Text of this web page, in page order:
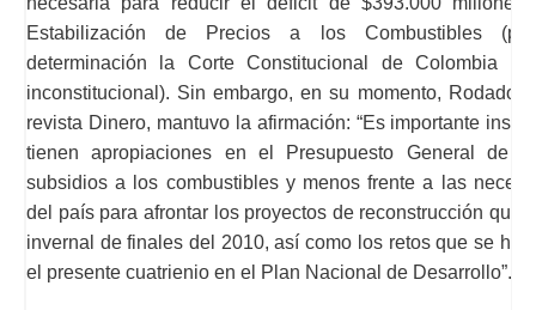
Estabilización de Precios a los Combustibles
determinación la Corte Constitucional de Colombia la
inconstitucional). Sin embargo, en su momento, Rodado
revista Dinero, mantuvo la afirmación: “Es importante
tienen apropiaciones en el Presupuesto General de
subsidios a los combustibles y menos frente a las
del país para afrontar los proyectos de reconstrucción que
invernal de finales del 2010, así como los retos que se
el presente cuatrienio en el Plan Nacional de Desarrollo”.